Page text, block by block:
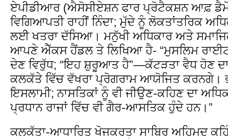
ਏਪੀਡੀਆਰ (ਐਸੋਸੀਏਸ਼ਨ ਫਾਰ ਪ੍ਰੋਟੈਕਸ਼ਨ ਆਫ਼
ਵਿਗਿਆਪਤੀ ਰਾਹੀਂ ਨਿੰਦਾ; ਮੁੱਦੇ ਨੂੰ ਲੋਕਤਾਂਤਰਿਕ
ਲਈ ਖਤਰਾ ਦੱਸਿਆ। ਮਨੁੱਖੀ ਅਧਿਕਾਰ ਅਤੇ
ਆਪਣੇ ਐੱਕਸ ਹੈਂਡਲ ਤੇ ਲਿਖਿਆ ਹੈ- “ਮੁਸਲਿਮ
ਦੇਣ ਵਿਰੁੱਧ; “ਇਹ ਸ਼ੁਰੂਆਤ ਹੈ”—ਕੱਟੜਤਾ ਵੈਧ ਹੋਣ
ਕਲਕੱਤੇ ਵਿੱਚ ਵੱਖਰਾ ਪ੍ਰੋਗਰਾਮ ਆਯੋਜਿਤ ਕਰਨਗੇ।
ਇਸਲਾਮੀ; ਨਾਸਤਿਕਾਂ ਨੂੰ ਵੀ ਜੀਉਣ-ਕਹਿਣ ਦਾ
ਪ੍ਰਧਾਨ ਰਾਜਾਂ ਵਿੱਚ ਵੀ ਗੈਰ-ਆਸਤਿਕ ਹੁੰਦੇ ਹਨ।”
ਕਲਕੱਤਾ-ਆਧਾਰਿਤ ਖੋਜਕਰਤਾ ਸਾਬਿਰ ਅਹਿਮਦ